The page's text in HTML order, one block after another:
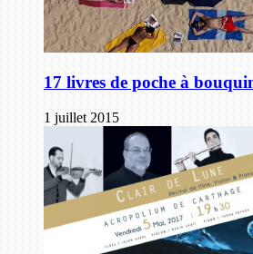
17 livres de poche à
1 juillet 2015